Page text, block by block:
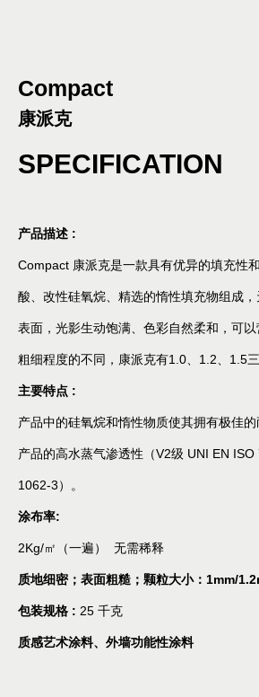
Compact
康派克
SPECIFICATION
产品描述 :
Compact 康派克是一款具有优异的填充性
酸、改性硅氧烷、精选的惰性填充物组成
表面，光影生动饱满、色彩自然柔和，可
粗细程度的不同，康派克有1.0、1.2、1.5三
主要特点 :
产品中的硅氧烷和惰性物质使其拥有极佳
产品的高水蒸气渗透性（V2级 UNI EN
1062-3）。
涂布率:
2Kg/㎡（一遍） 无需稀释
质地细密；表面粗糙；颗粒大小：1mm/
包装规格 : 25 千克
质感艺术涂料、外墙功能性涂料